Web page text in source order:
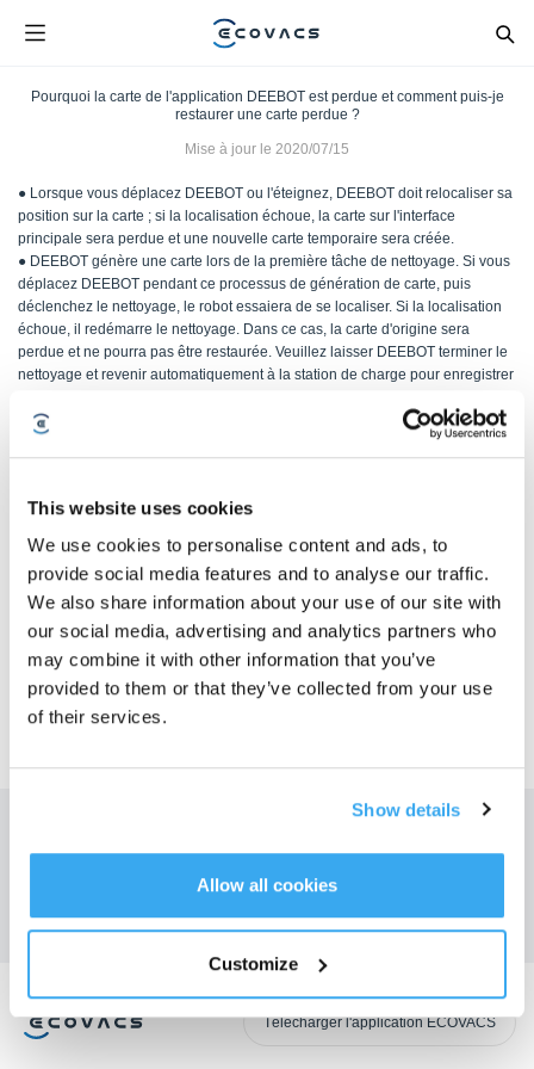
This website uses cookies
We use cookies to personalise content and ads, to
provide social media features and to analyse our traffic.
We also share information about your use of our site with
our social media, advertising and analytics partners who
may combine it with other information that you’ve
provided to them or that they’ve collected from your use
of their services.
Show details
Allow all cookies
Customize
Pourquoi la carte de l'application DEEBOT est perdue et comment puis-je
restaurer une carte perdue ?
Mise à jour le 2020/07/15
● Lorsque vous déplacez DEEBOT ou l'éteignez, DEEBOT doit relocaliser sa
position sur la carte ; si la localisation échoue, la carte sur l'interface
principale sera perdue et une nouvelle carte temporaire sera créée.
● DEEBOT génère une carte lors de la première tâche de nettoyage. Si vous
déplacez DEEBOT pendant ce processus de génération de carte, puis
déclenchez le nettoyage, le robot essaiera de se localiser. Si la localisation
échoue, il redémarre le nettoyage. Dans ce cas, la carte d'origine sera
perdue et ne pourra pas être restaurée. Veuillez laisser DEEBOT terminer le
nettoyage et revenir automatiquement à la station de charge pour enregistrer
● Si vous déplacez DEEBOT et déclenchez ensuite le nettoyage lorsque la
carte a déjà été enregistrée, DEEBOT va essayer de se localiser. Si la
immédiatement.
Cet article vous a-t-il été utile ?
OUI NON
Télécharger l'application ECOVACS